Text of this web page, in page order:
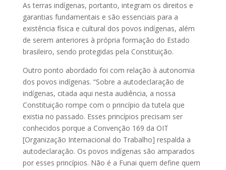
As terras indígenas, portanto, integram os direitos e
garantias fundamentais e são essenciais para a
existência física e cultural dos povos indígenas, além
de serem anteriores à própria formação do Estado
brasileiro, sendo protegidas pela Constituição.
Outro ponto abordado foi com relação à autonomia
dos povos indígenas. “Sobre a autodeclaração de
indígenas, citada aqui nesta audiência, a nossa
Constituição rompe com o princípio da tutela que
existia no passado. Esses princípios precisam ser
conhecidos porque a Convenção 169 da OIT
[Organização Internacional do Trabalho] respalda a
autodeclaração. Os povos indígenas são amparados
por esses princípios. Não é a Funai quem define quem